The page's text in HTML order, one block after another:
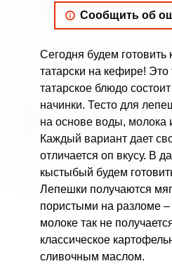
Сообщить об
Сегодня будем
татарски на кефире!
татарское блюдо
начинки. Тесто для
на основе воды, молока
Каждый вариант дает
отличается оп вкусу. В
кыстыбый будем
Лепешки получаются
пористыми на разломе
молоке так не
классическое
сливочным маслом.